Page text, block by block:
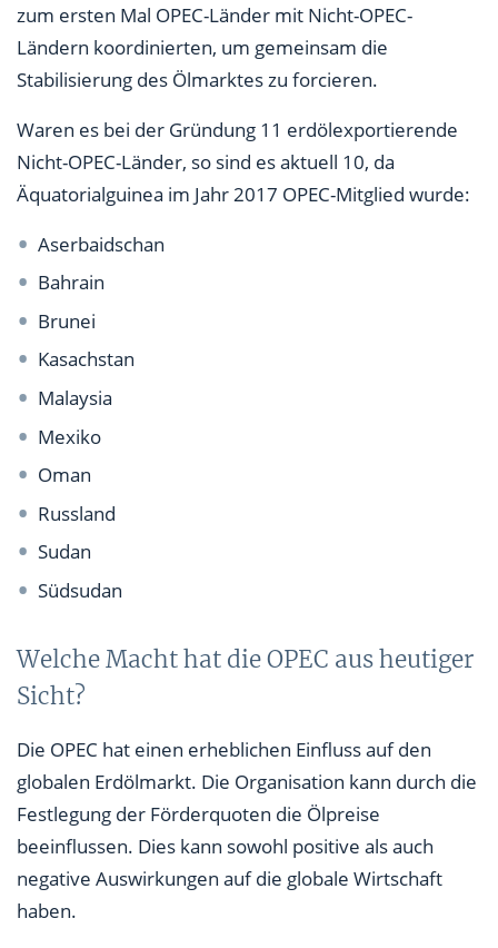
zum ersten Mal OPEC-Länder mit Nicht-OPEC-
Ländern koordinierten, um gemeinsam die
Stabilisierung des Ölmarktes zu forcieren.
Waren es bei der Gründung 11 erdölexportierende
Nicht-OPEC-Länder, so sind es aktuell 10, da
Äquatorialguinea im Jahr 2017 OPEC-Mitglied wurde:
Aserbaidschan
Bahrain
Brunei
Kasachstan
Malaysia
Mexiko
Oman
Russland
Sudan
Südsudan
Welche Macht hat die OPEC aus heutiger
Sicht?
Die OPEC hat einen erheblichen Einfluss auf den
globalen Erdölmarkt. Die Organisation kann durch die
Festlegung der Förderquoten die Ölpreise
beeinflussen. Dies kann sowohl positive als auch
negative Auswirkungen auf die globale Wirtschaft
haben.